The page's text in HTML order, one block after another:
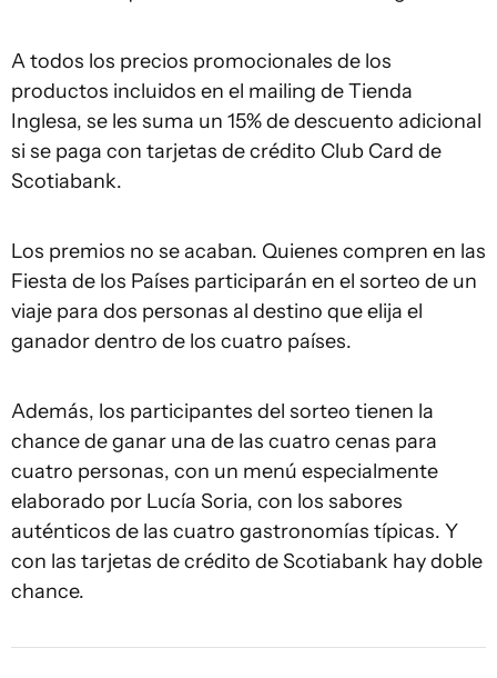
A todos los precios promocionales de los
productos incluidos en el mailing de Tienda
Inglesa, se les suma un 15% de descuento adicional
si se paga con tarjetas de crédito Club Card de
Scotiabank.
Los premios no se acaban. Quienes compren en las
Fiesta de los Países participarán en el sorteo de un
viaje para dos personas al destino que elija el
ganador dentro de los cuatro países.
Además, los participantes del sorteo tienen la
chance de ganar una de las cuatro cenas para
cuatro personas, con un menú especialmente
elaborado por Lucía Soria, con los sabores
auténticos de las cuatro gastronomías típicas. Y
con las tarjetas de crédito de Scotiabank hay doble
chance.